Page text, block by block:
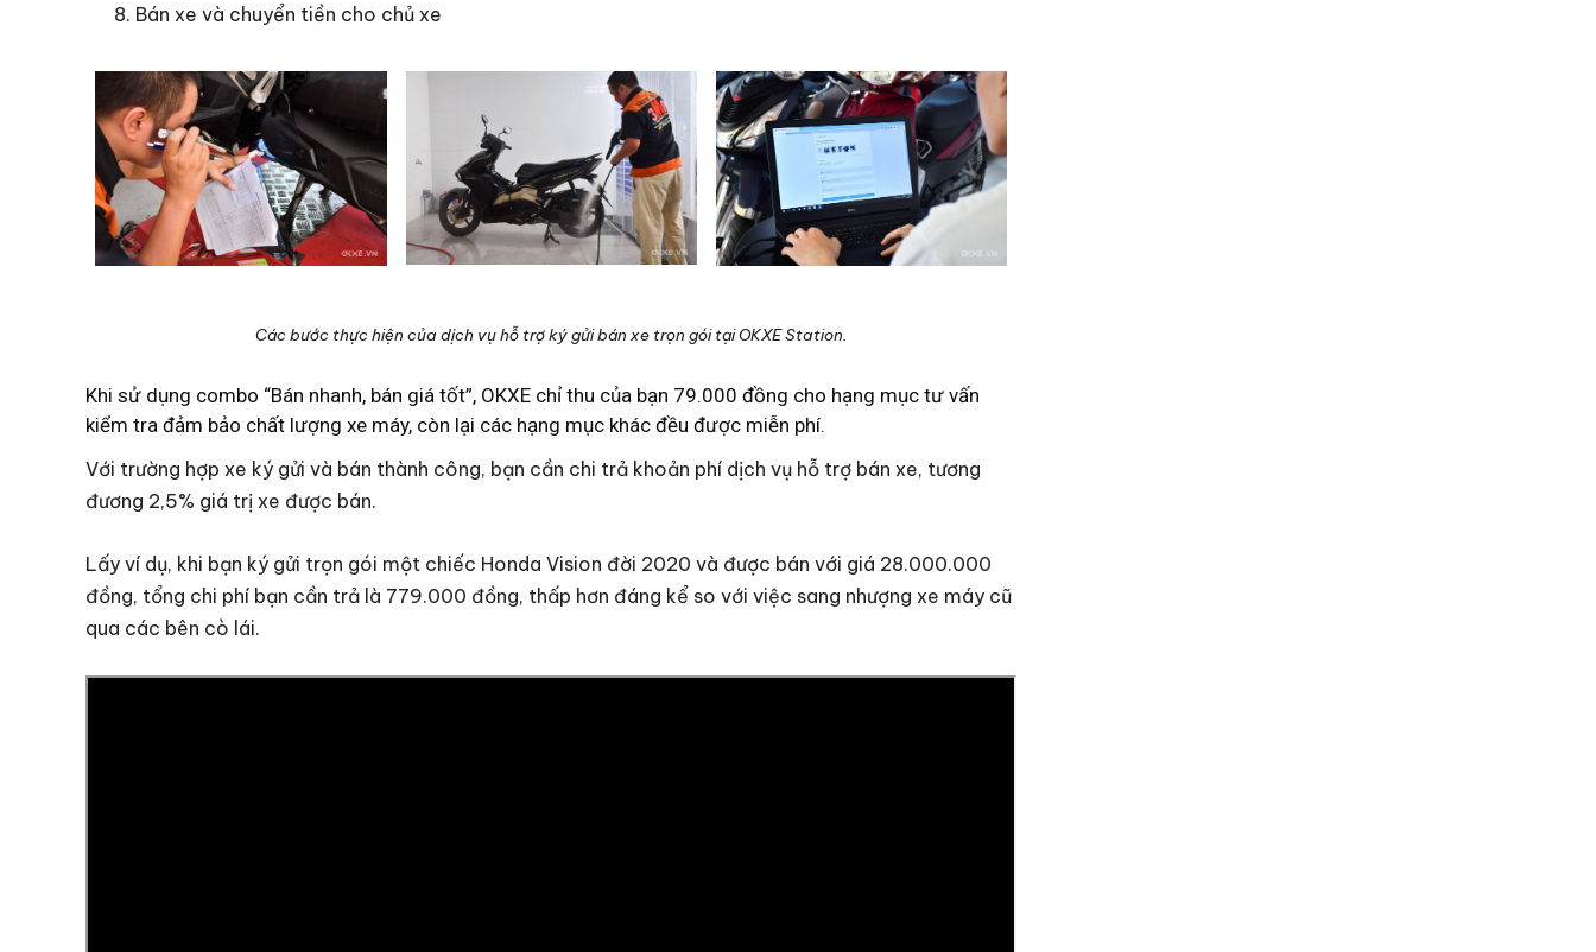
Bán xe và chuyển tiền cho chủ xe
Các bước thực hiện của dịch vụ hỗ trợ ký gửi bán xe trọn gói tại OKXE Station.
Khi sử dụng combo “Bán nhanh, bán giá tốt”, OKXE chỉ thu của bạn 79.000 đồng cho hạng mục tư vấn
kiểm tra đảm bảo chất lượng xe máy, còn lại các hạng mục khác đều được miễn phí.
Với trường hợp xe ký gửi và bán thành công, bạn cần chi trả khoản phí dịch vụ hỗ trợ bán xe, tương
đương 2,5% giá trị xe được bán.
Lấy ví dụ, khi bạn ký gửi trọn gói một chiếc Honda Vision đời 2020 và được bán với giá 28.000.000
đồng, tổng chi phí bạn cần trả là 779.000 đồng, thấp hơn đáng kể so với việc sang nhượng xe máy cũ
qua các bên cò lái.